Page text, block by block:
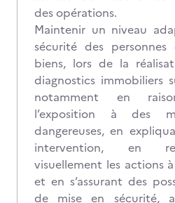
des opérations.
Maintenir un niveau
sécurité des
biens, lors de la
diagnostics immobiliers
notamment en
l’exposition à des
dangereuses, en
intervention, en
visuellement les actions
et en s’assurant des
de mise en sécurité,